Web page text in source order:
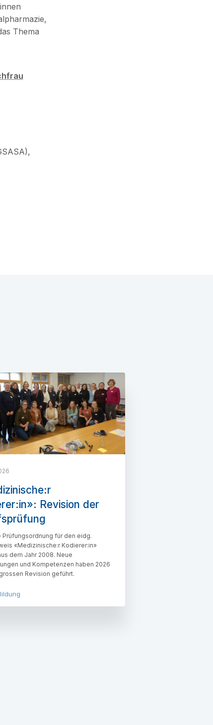
Thema
Revision der
Prüfungsordnung für den eidg.
«Medizinische:r Kodierer:in»
dem Jahr 2008. Neue
und Kompetenzen haben 2026
Revision geführt.